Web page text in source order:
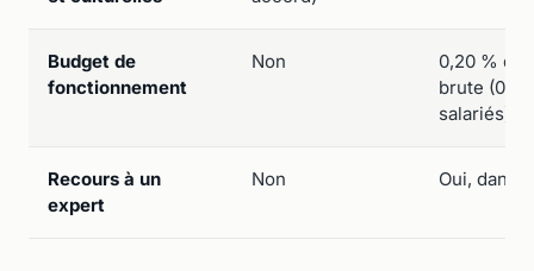
Budget de
fonctionnement
Non
0,20 % de
brute
salariés)
Recours à un
expert
Non Oui, dans